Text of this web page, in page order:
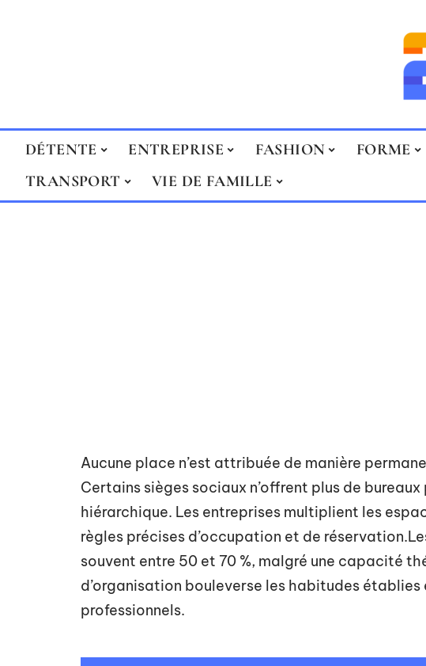
DÉTENTE ENTREPRISE FASHION FORME
TRANSPORT
VIE DE FAMILLE
Aucune place n’est attribuée de manière
Certains sièges sociaux n’offrent plus de
hiérarchique. Les entreprises multiplient les
règles précises d’occupation et de
souvent entre 50 et 70 %, malgré une capacité
d’organisation bouleverse les habitudes
professionnels.